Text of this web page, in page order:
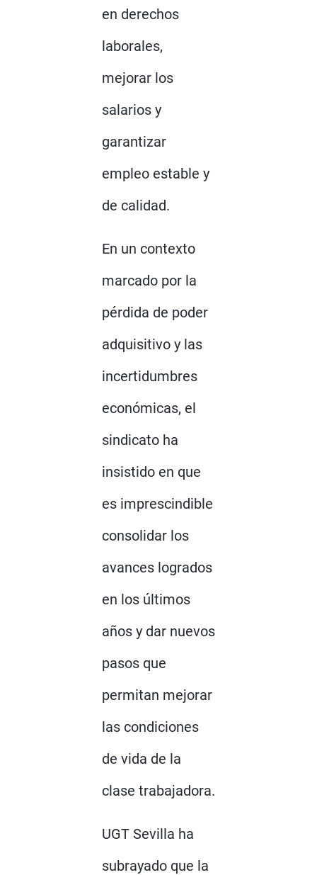
en derechos
laborales,
mejorar los
salarios y
garantizar
empleo estable y
de calidad.
En un contexto
marcado por la
pérdida de poder
adquisitivo y las
incertidumbres
económicas, el
sindicato ha
insistido en que
es imprescindible
consolidar los
avances logrados
en los últimos
años y dar nuevos
pasos que
permitan mejorar
las condiciones
de vida de la
clase trabajadora.
UGT Sevilla ha
subrayado que la